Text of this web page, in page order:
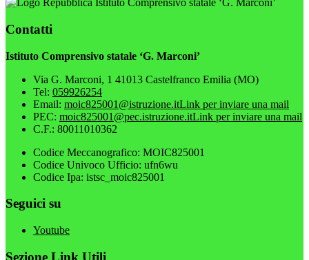
Istituto Comprensivo statale ‘G. Marconi’
Contatti
Istituto Comprensivo statale ‘G. Marconi’
Via G. Marconi, 1 41013 Castelfranco Emilia (MO)
Tel: 059926254
Email: moic825001@istruzione.itLink per inviare una mail
PEC: moic825001@pec.istruzione.itLink per inviare una mail
C.F.: 80011010362
Codice Meccanografico: MOIC825001
Codice Univoco Ufficio: ufn6wu
Codice Ipa: istsc_moic825001
Seguici su
Youtube
Sezione Link Utili